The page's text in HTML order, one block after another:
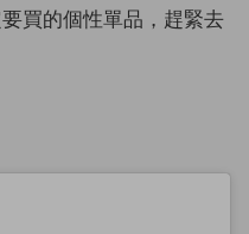
買的個性單品，趕緊去